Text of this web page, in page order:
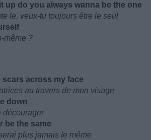
up do you always wanna be the one
le, veux-tu toujours être le seul
même ?
across my face
au travers de mon visage
down
décourager
be the same
plus jamais le même